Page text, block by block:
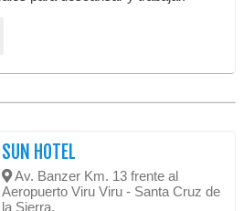
SUN HOTEL
Av. Banzer Km. 13 frente al
Aeropuerto Viru Viru - Santa Cruz de
la Sierra,